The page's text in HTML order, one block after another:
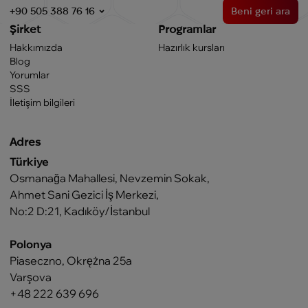
+90 505 388 76 16 Beni geri ara
Şirket
Hakkımızda
Blog
Yorumlar
SSS
İletişim bilgileri
Programlar
Hazırlık kursları
Adres
Türkiye
Osmanağa Mahallesi, Nevzemin Sokak,
Ahmet Sani Gezici İş Merkezi,
No:2 D:21, Kadıköy/İstanbul
Polonya
Piaseczno, Okrężna 25a
Varşova
+48 222 639 696